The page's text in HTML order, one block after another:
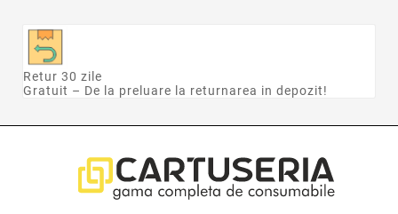
Retur 30 zile
Gratuit – De la preluare la returnarea in depozit!